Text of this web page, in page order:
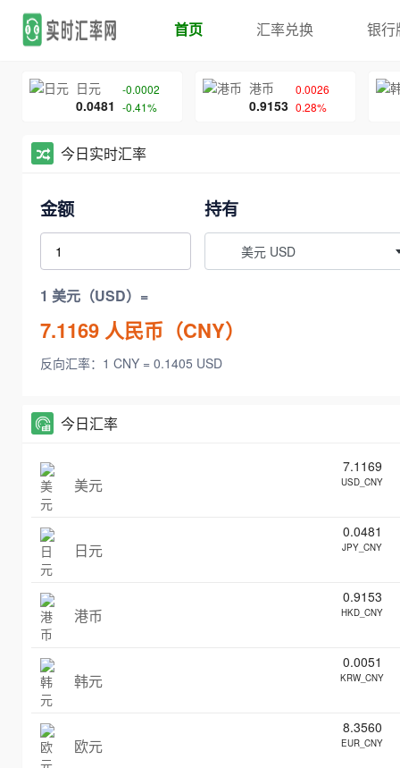
首页 汇率兑换 银行
日元
0.0481
-0.0002
-0.41%
港币
0.9153
0.0026
0.28%
今日实时汇率
金额 持有
美元 USD
1 美元（USD）=
7.1169 人民币（CNY）
反向汇率：1 CNY = 0.1405 USD
今日汇率
美元
7.1169
USD_CNY
日元
0.0481
JPY_CNY
港币
0.9153
HKD_CNY
韩元
0.0051
KRW_CNY
欧元
8.3560
EUR_CNY